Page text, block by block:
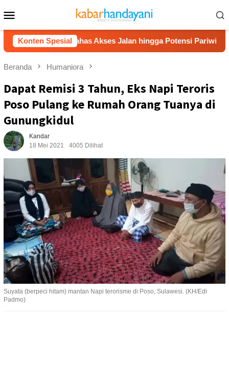
ke
kontenMobile
Konten Spesial
Bahas Akses Jalan hingga Potensi Pariwisata
Beranda Humaniora
Dapat Remisi 3 Tahun, Eks Napi Teroris
Poso Pulang ke Rumah Orang Tuanya di
Gunungkidul
Kandar
18 Mei 2021
4005 Dilihat
Suyata (berpeci hitam) mantan Napi terorisme di Poso, Sulawesi. (KH/Edi
Padmo)